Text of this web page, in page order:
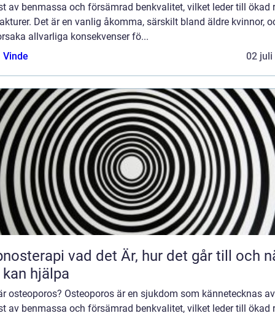
av benmassa och försämrad benkvalitet, vilket leder till ökad
Det är en vanlig åkomma, särskilt bland äldre kvinnor,
allvarliga konsekvenser fö...
Vinde
02 juli
det Är, hur det går till och när
hjälpa
osteoporos? Osteoporos är en sjukdom som kännetecknas av
av benmassa och försämrad benkvalitet, vilket leder till ökad